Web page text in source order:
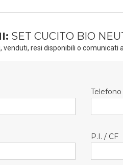
SET CUCITO BIO
venduti, resi disponibili o comunicati
Telefono
P.I. / CF